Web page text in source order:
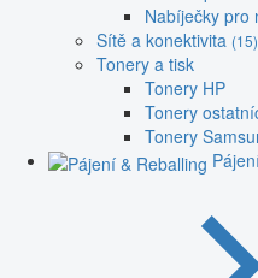
Nabíječky pro
Sítě a konektivita (15)
Tonery a tisk
Tonery HP
Tonery
Tonery